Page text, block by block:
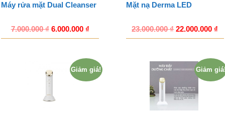
Máy rửa mặt Dual Cleanser
7.000.000₫ 6.000.000 ₫
Mặt nạ Derma LED
23.000.000₫ 22.000.000 ₫
Giảm giá! Giảm